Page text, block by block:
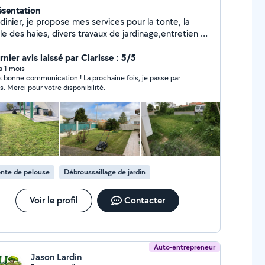
je propose mes services pour la tonte, la
des haies, divers travaux de jardinage,entretien et
Je demande de 25euro de l'heure et 25euro
aller à la déchèterie. A très vite, bonne journée
avis laissé par Clarisse : 5/5
1 mois
bonne communication ! La prochaine fois, je passe par
Merci pour votre disponibilité.
de pelouse Débroussaillage de jardin
Voir le profil Contacter
Auto-entrepreneur
Jason Lardin